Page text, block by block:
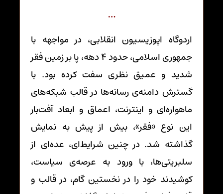
…
اردوگاه اپوزیسیون انقلابی، در مواجهه با
جمهوری اسلامی، حدود 4 دهه، پا بر زمین فقر
شدید و عمیق نظری سفت کرده بود. با
گسترش دامنه‌ی رسانه‌ها در قالب شبکه‌های
ماهواره‌ای و اینترنت، اعماق و ابعاد آفت‌بار
این نوع «فقر»، بیش از پیش به نمایش
گذاشته شد. در چنین شرایط‌ای، عده‌ای از
سلبریتی‌ها، با ورود به عرصه‌ی سیاست،
کوشیدند خود را در نخستین گام، در قالب و